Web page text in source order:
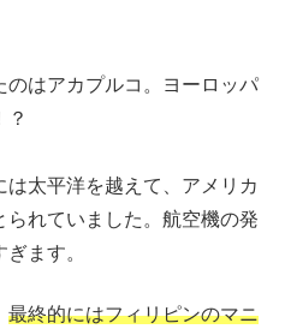
はアカプルコ。ヨーロッパ
？
太平洋を越えて、アメリカ
れていました。航空機の発
ます。
最終的にはフィリピンのマニ